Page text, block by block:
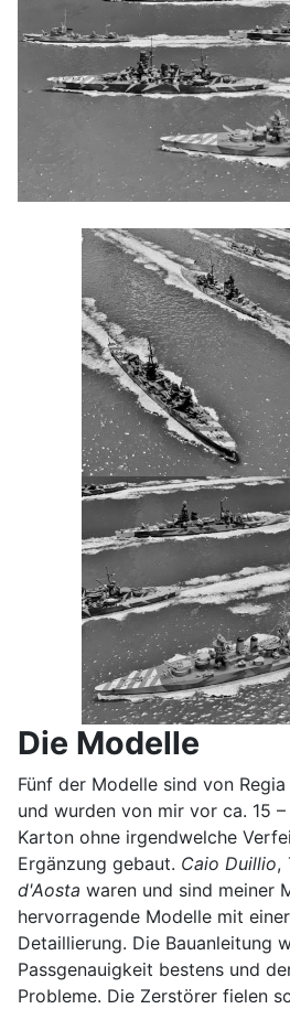
Die Modelle
Fünf der Modelle sind von
und wurden von mir vor ca. 15
Karton ohne irgendwelche
Ergänzung gebaut. Caio Duillio,
d'Aosta waren und sind meiner
hervorragende Modelle mit
Detaillierung. Die Bauanleitung
Passgenauigkeit bestens und
Probleme. Die Zerstörer fielen